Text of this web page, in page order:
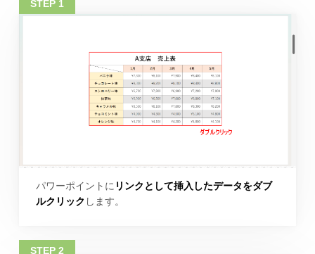
パワーポイントに リンクとして挿入したデータをダブ
ルクリック します。